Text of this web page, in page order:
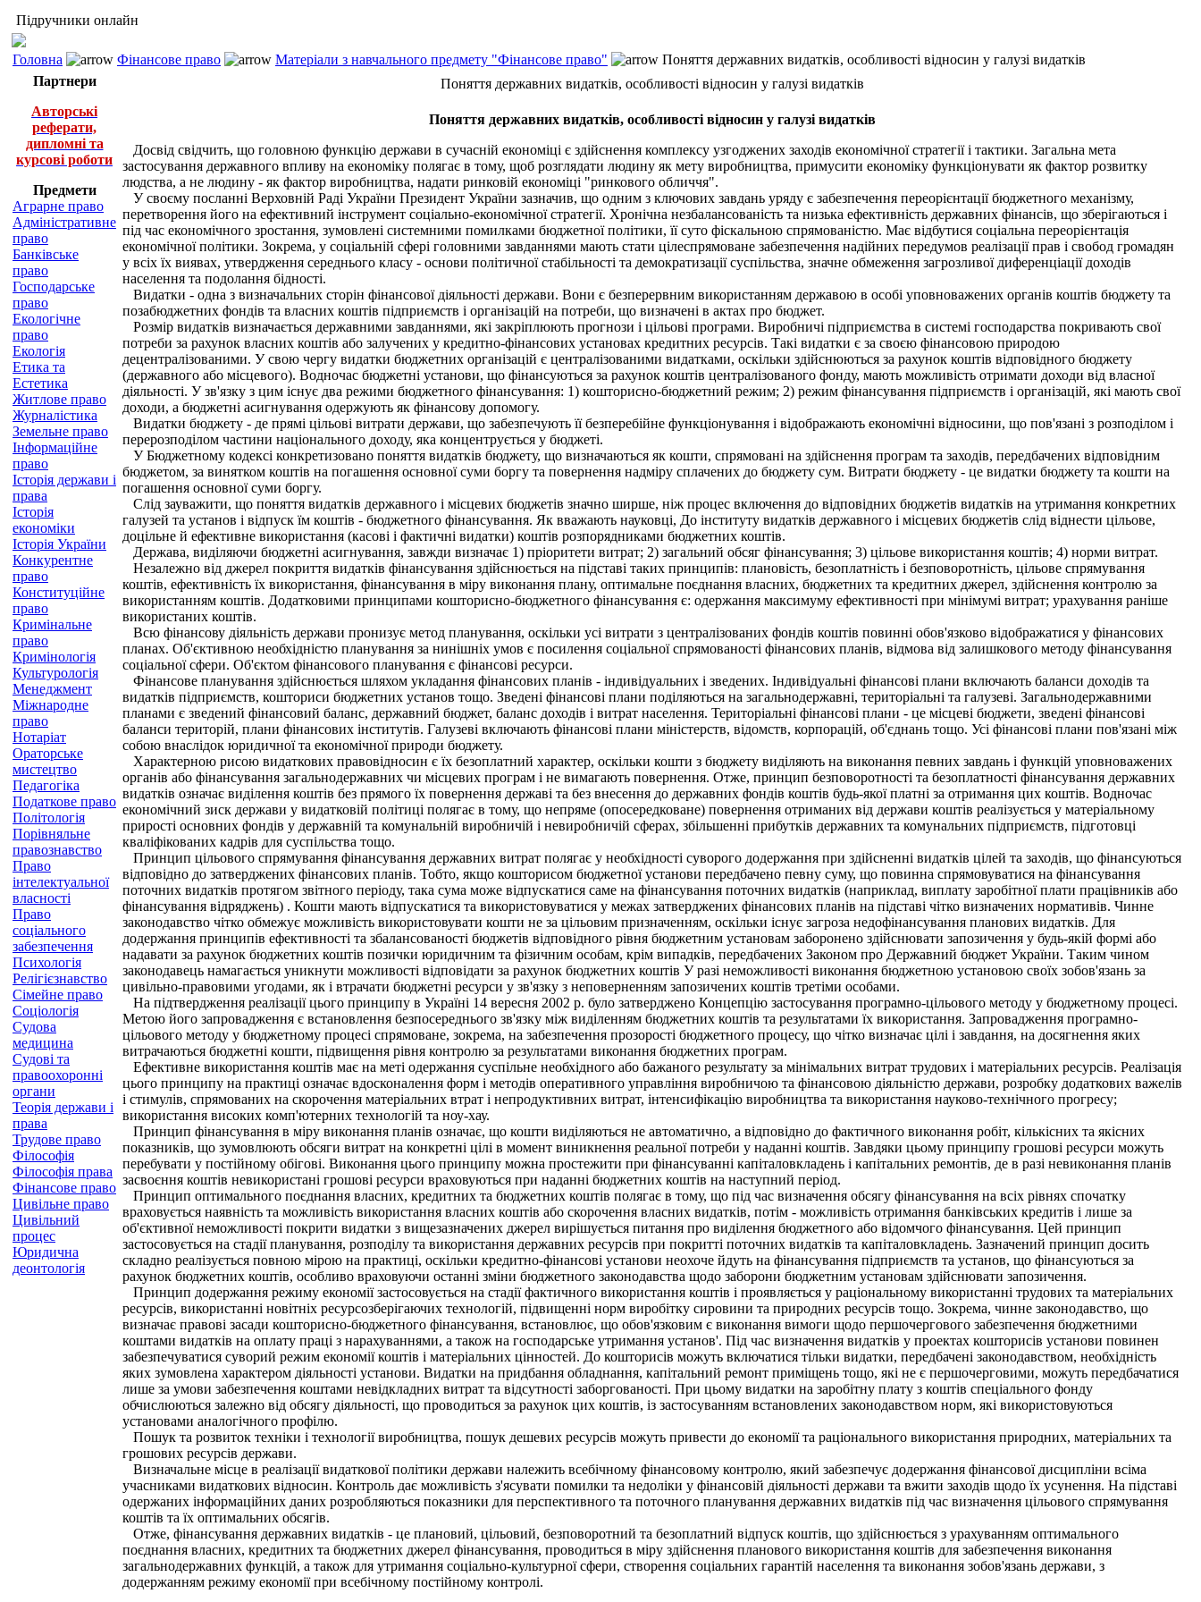
Підручники онлайн
Головна Фінансове право Матеріали з навчального предмету "Фінансове право"
Поняття державних видатків, особливості відносин у галузі видатків
Партнери
Авторські
реферати,
дипломні та
курсові роботи
Предмети
Аграрне право
Адміністративне
право
Банківське
право
Господарське
право
Екологічне
право
Екологія
Етика та
Естетика
Житлове право
Журналістика
Земельне право
Інформаційне
право
Історія держави і
права
Історія
економіки
Історія України
Конкурентне
право
Конституційне
право
Кримінальне
право
Кримінологія
Культурологія
Менеджмент
Міжнародне
право
Нотаріат
Ораторське
мистецтво
Педагогіка
Податкове право
Політологія
Порівняльне
правознавство
Право
інтелектуальної
власності
Право
соціального
забезпечення
Психологія
Релігієзнавство
Сімейне право
Соціологія
Судова
медицина
Судові та
правоохоронні
органи
Теорія держави і
права
Трудове право
Філософія
Філософія права
Фінансове право
Цивільне право
Цивільний
процес
Юридична
деонтологія
Поняття державних видатків, особливості відносин у галузі видатків
Поняття державних видатків, особливості відносин у галузі видатків
Досвід свідчить, що головною функцію держави в сучасній економіці є здійснення комплексу узгоджених заходів економічної стратегії і тактики. Загальна мета
застосування державного впливу на економіку полягає в тому, щоб розглядати людину як мету виробництва, примусити економіку функціонувати як фактор розвитку
людства, а не людину - як фактор виробництва, надати ринковій економіці "ринкового обличчя".
У своєму посланні Верховній Раді України Президент України зазначив, що одним з ключових завдань уряду є забезпечення переорієнтації бюджетного механізму,
перетворення його на ефективний інструмент соціально-економічної стратегії. Хронічна незбалансованість та низька ефективність державних фінансів, що зберігаються і
під час економічного зростання, зумовлені системними помилками бюджетної політики, її суто фіскальною спрямованістю. Має відбутися соціальна переорієнтація
економічної політики. Зокрема, у соціальній сфері головними завданнями мають стати цілеспрямоване забезпечення надійних передумов реалізації прав і свобод громадян
у всіх їх виявах, утвердження середнього класу - основи політичної стабільності та демократизації суспільства, значне обмеження загрозливої диференціації доходів
населення та подолання бідності.
Видатки - одна з визначальних сторін фінансової діяльності держави. Вони є безперервним використанням державою в особі уповноважених органів коштів бюджету та
позабюджетних фондів та власних коштів підприємств і організацій на потреби, що визначені в актах про бюджет.
Розмір видатків визначається державними завданнями, які закріплюють прогнози і цільові програми. Виробничі підприємства в системі господарства покривають свої
потреби за рахунок власних коштів або залучених у кредитно-фінансових установах кредитних ресурсів. Такі видатки є за своєю фінансовою природою
децентралізованими. У свою чергу видатки бюджетних організацій є централізованими видатками, оскільки здійснюються за рахунок коштів відповідного бюджету
(державного або місцевого). Водночас бюджетні установи, що фінансуються за рахунок коштів централізованого фонду, мають можливість отримати доходи від власної
діяльності. У зв'язку з цим існує два режими бюджетного фінансування: 1) кошторисно-бюджетний режим; 2) режим фінансування підприємств і організацій, які мають свої
доходи, а бюджетні асигнування одержують як фінансову допомогу.
Видатки бюджету - де прямі цільові витрати держави, що забезпечують її безперебійне функціонування і відображають економічні відносини, що пов'язані з розподілом і
перерозподілом частини національного доходу, яка концентрується у бюджеті.
У Бюджетному кодексі конкретизовано поняття видатків бюджету, що визначаються як кошти, спрямовані на здійснення програм та заходів, передбачених відповідним
бюджетом, за винятком коштів на погашення основної суми боргу та повернення надміру сплачених до бюджету сум. Витрати бюджету - це видатки бюджету та кошти на
погашення основної суми боргу.
Слід зауважити, що поняття видатків державного і місцевих бюджетів значно ширше, ніж процес включення до відповідних бюджетів видатків на утримання конкретних
галузей та установ і відпуск їм коштів - бюджетного фінансування. Як вважають науковці, До інституту видатків державного і місцевих бюджетів слід віднести цільове,
доцільне й ефективне використання (касові і фактичні видатки) коштів розпорядниками бюджетних коштів.
Держава, виділяючи бюджетні асигнування, завжди визначає 1) пріоритети витрат; 2) загальний обсяг фінансування; 3) цільове використання коштів; 4) норми витрат.
Незалежно від джерел покриття видатків фінансування здійснюється на підставі таких принципів: плановість, безоплатність і безповоротність, цільове спрямування
коштів, ефективність їх використання, фінансування в міру виконання плану, оптимальне поєднання власних, бюджетних та кредитних джерел, здійснення контролю за
використанням коштів. Додатковими принципами кошторисно-бюджетного фінансування є: одержання максимуму ефективності при мінімумі витрат; урахування раніше
використаних коштів.
Всю фінансову діяльність держави пронизує метод планування, оскільки усі витрати з централізованих фондів коштів повинні обов'язково відображатися у фінансових
планах. Об'єктивною необхідністю планування за нинішніх умов є посилення соціальної спрямованості фінансових планів, відмова від залишкового методу фінансування
соціальної сфери. Об'єктом фінансового планування є фінансові ресурси.
Фінансове планування здійснюється шляхом укладання фінансових планів - індивідуальних і зведених. Індивідуальні фінансові плани включають баланси доходів та
видатків підприємств, кошториси бюджетних установ тощо. Зведені фінансові плани поділяються на загальнодержавні, територіальні та галузеві. Загальнодержавними
планами є зведений фінансовий баланс, державний бюджет, баланс доходів і витрат населення. Територіальні фінансові плани - це місцеві бюджети, зведені фінансові
баланси територій, плани фінансових інститутів. Галузеві включають фінансові плани міністерств, відомств, корпорацій, об'єднань тощо. Усі фінансові плани пов'язані між
собою внаслідок юридичної та економічної природи бюджету.
Характерною рисою видаткових правовідносин є їх безоплатний характер, оскільки кошти з бюджету виділяють на виконання певних завдань і функцій уповноважених
органів або фінансування загальнодержавних чи місцевих програм і не вимагають повернення. Отже, принцип безповоротності та безоплатності фінансування державних
видатків означає виділення коштів без прямого їх повернення державі та без внесення до державних фондів коштів будь-якої платні за отримання цих коштів. Водночас
економічний зиск держави у видатковій політиці полягає в тому, що непряме (опосередковане) повернення отриманих від держави коштів реалізується у матеріальному
прирості основних фондів у державній та комунальній виробничій і невиробничій сферах, збільшенні прибутків державних та комунальних підприємств, підготовці
кваліфікованих кадрів для суспільства тощо.
Принцип цільового спрямування фінансування державних витрат полягає у необхідності суворого додержання при здійсненні видатків цілей та заходів, що фінансуються
відповідно до затверджених фінансових планів. Тобто, якщо кошторисом бюджетної установи передбачено певну суму, що повинна спрямовуватися на фінансування
поточних видатків протягом звітного періоду, така сума може відпускатися саме на фінансування поточних видатків (наприклад, виплату заробітної плати працівників або
фінансування відряджень) . Кошти мають відпускатися та використовуватися у межах затверджених фінансових планів на підставі чітко визначених нормативів. Чинне
законодавство чітко обмежує можливість використовувати кошти не за цільовим призначенням, оскільки існує загроза недофінансування планових видатків. Для
додержання принципів ефективності та збалансованості бюджетів відповідного рівня бюджетним установам заборонено здійснювати запозичення у будь-якій формі або
надавати за рахунок бюджетних коштів позички юридичним та фізичним особам, крім випадків, передбачених Законом про Державний бюджет України. Таким чином
законодавець намагається уникнути можливості відповідати за рахунок бюджетних коштів У разі неможливості виконання бюджетною установою своїх зобов'язань за
цивільно-правовими угодами, як і втрачати бюджетні ресурси у зв'язку з неповерненням запозичених коштів третіми особами.
На підтвердження реалізації цього принципу в Україні 14 вересня 2002 р. було затверджено Концепцію застосування програмно-цільового методу у бюджетному процесі.
Метою його запровадження є встановлення безпосереднього зв'язку між виділенням бюджетних коштів та результатами їх використання. Запровадження програмно-
цільового методу у бюджетному процесі спрямоване, зокрема, на забезпечення прозорості бюджетного процесу, що чітко визначає цілі і завдання, на досягнення яких
витрачаються бюджетні кошти, підвищення рівня контролю за результатами виконання бюджетних програм.
Ефективне використання коштів має на меті одержання суспільне необхідного або бажаного результату за мінімальних витрат трудових і матеріальних ресурсів. Реалізація
цього принципу на практиці означає вдосконалення форм і методів оперативного управління виробничою та фінансовою діяльністю держави, розробку додаткових важелів
і стимулів, спрямованих на скорочення матеріальних втрат і непродуктивних витрат, інтенсифікацію виробництва та використання науково-технічного прогресу;
використання високих комп'ютерних технологій та ноу-хау.
Принцип фінансування в міру виконання планів означає, що кошти виділяються не автоматично, а відповідно до фактичного виконання робіт, кількісних та якісних
показників, що зумовлюють обсяги витрат на конкретні цілі в момент виникнення реальної потреби у наданні коштів. Завдяки цьому принципу грошові ресурси можуть
перебувати у постійному обігові. Виконання цього принципу можна простежити при фінансуванні капіталовкладень і капітальних ремонтів, де в разі невиконання планів
засвоєння коштів невикористані грошові ресурси враховуються при наданні бюджетних коштів на наступний період.
Принцип оптимального поєднання власних, кредитних та бюджетних коштів полягає в тому, що під час визначення обсягу фінансування на всіх рівнях спочатку
враховується наявність та можливість використання власних коштів або скорочення власних видатків, потім - можливість отримання банківських кредитів і лише за
об'єктивної неможливості покрити видатки з вищезазначених джерел вирішується питання про виділення бюджетного або відомчого фінансування. Цей принцип
застосовується на стадії планування, розподілу та використання державних ресурсів при покритті поточних видатків та капіталовкладень. Зазначений принцип досить
складно реалізується повною мірою на практиці, оскільки кредитно-фінансові установи неохоче йдуть на фінансування підприємств та установ, що фінансуються за
рахунок бюджетних коштів, особливо враховуючи останні зміни бюджетного законодавства щодо заборони бюджетним установам здійснювати запозичення.
Принцип додержання режиму економії застосовується на стадії фактичного використання коштів і проявляється у раціональному використанні трудових та матеріальних
ресурсів, використанні новітніх ресурсозберігаючих технологій, підвищенні норм виробітку сировини та природних ресурсів тощо. Зокрема, чинне законодавство, що
визначає правові засади кошторисно-бюджетного фінансування, встановлює, що обов'язковим є виконання вимоги щодо першочергового забезпечення бюджетними
коштами видатків на оплату праці з нарахуваннями, а також на господарське утримання установ'. Під час визначення видатків у проектах кошторисів установи повинен
забезпечуватися суворий режим економії коштів і матеріальних цінностей. До кошторисів можуть включатися тільки видатки, передбачені законодавством, необхідність
яких зумовлена характером діяльності установи. Видатки на придбання обладнання, капітальний ремонт приміщень тощо, які не є першочерговими, можуть передбачатися
лише за умови забезпечення коштами невідкладних витрат та відсутності заборгованості. При цьому видатки на заробітну плату з коштів спеціального фонду
обчислюються залежно від обсягу діяльності, що проводиться за рахунок цих коштів, із застосуванням встановлених законодавством норм, які використовуються
установами аналогічного профілю.
Пошук та розвиток техніки і технології виробництва, пошук дешевих ресурсів можуть привести до економії та раціонального використання природних, матеріальних та
грошових ресурсів держави.
Визначальне місце в реалізації видаткової політики держави належить всебічному фінансовому контролю, який забезпечує додержання фінансової дисципліни всіма
учасниками видаткових відносин. Контроль дає можливість з'ясувати помилки та недоліки у фінансовій діяльності держави та вжити заходів щодо їх усунення. На підставі
одержаних інформаційних даних розробляються показники для перспективного та поточного планування державних видатків під час визначення цільового спрямування
коштів та їх оптимальних обсягів.
Отже, фінансування державних видатків - це плановий, цільовий, безповоротний та безоплатний відпуск коштів, що здійснюється з урахуванням оптимального
поєднання власних, кредитних та бюджетних джерел фінансування, проводиться в міру здійснення планового використання коштів для забезпечення виконання
загальнодержавних функцій, а також для утримання соціально-культурної сфери, створення соціальних гарантій населення та виконання зобов'язань держави, з
додержанням режиму економії при всебічному постійному контролі.